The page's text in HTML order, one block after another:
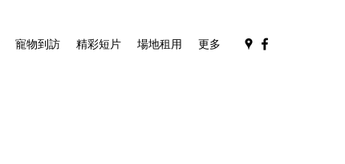
寵物到訪 精彩短片 場地租用 更多